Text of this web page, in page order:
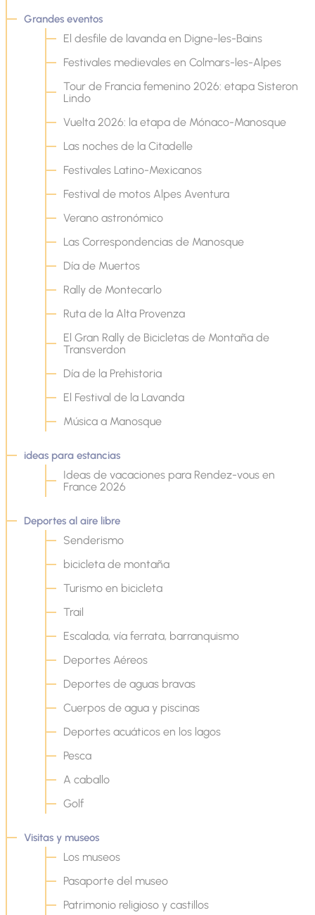
Grandes eventos
El desfile de lavanda en Digne-les-Bains
Festivales medievales en Colmars-les-Alpes
Tour de Francia femenino 2026: etapa Sisteron
Lindo
Vuelta 2026: la etapa de Mónaco-Manosque
Las noches de la Citadelle
Festivales Latino-Mexicanos
Festival de motos Alpes Aventura
Verano astronómico
Las Correspondencias de Manosque
Día de Muertos
Rally de Montecarlo
Ruta de la Alta Provenza
El Gran Rally de Bicicletas de Montaña de
Transverdon
Día de la Prehistoria
El Festival de la Lavanda
Música a Manosque
ideas para estancias
Ideas de vacaciones para Rendez-vous en
France 2026
Deportes al aire libre
Senderismo
bicicleta de montaña
Turismo en bicicleta
Trail
Escalada, vía ferrata, barranquismo
Deportes Aéreos
Deportes de aguas bravas
Cuerpos de agua y piscinas
Deportes acuáticos en los lagos
Pesca
A caballo
Golf
Visitas y museos
Los museos
Pasaporte del museo
Patrimonio religioso y castillos